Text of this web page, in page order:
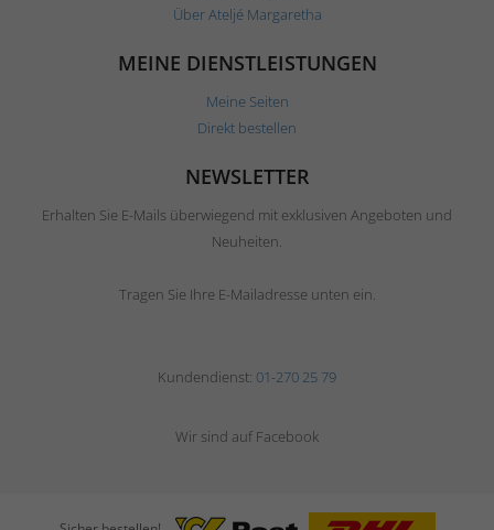
Über Ateljé Margaretha
MEINE DIENSTLEISTUNGEN
Meine Seiten
Direkt bestellen
NEWSLETTER
Erhalten Sie E-Mails überwiegend mit exklusiven Angeboten und
Neuheiten.
Tragen Sie Ihre E-Mailadresse unten ein.
Kundendienst: 01-270 25 79
Wir sind auf Facebook